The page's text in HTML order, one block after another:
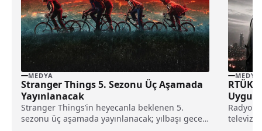
MEDYA
Stranger Things 5. Sezonu Üç Aşamada
Yayınlanacak
Stranger Things’in heyecanla beklenen 5.
sezonu üç aşamada yayınlanacak; yılbaşı gecesi
MEDYA
RTÜK
Radyo